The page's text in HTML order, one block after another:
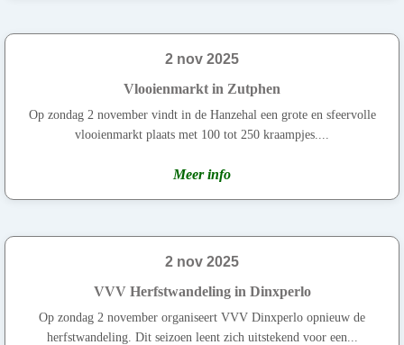
2 nov 2025
Vlooienmarkt in Zutphen
Op zondag 2 november vindt in de Hanzehal een grote en sfeervolle
vlooienmarkt plaats met 100 tot 250 kraampjes....
Meer info
2 nov 2025
VVV Herfstwandeling in Dinxperlo
Op zondag 2 november organiseert VVV Dinxperlo opnieuw de
herfstwandeling. Dit seizoen leent zich uitstekend voor een...